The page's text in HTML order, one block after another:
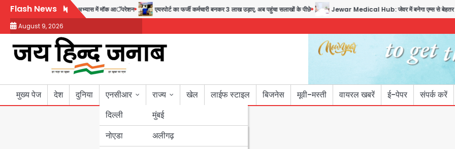
Skip
content
Flash News
सुदर्शन शक्ति-वी अभ्यास में मॉक आॅपरेशन एयरपोर्ट का फर्जी कर्मचारी बनकर 3 लाख उड़ाए, अब पहुंचा सलाखों के पीछे Jewar Medical Hub: जेवर में बनेगा एम्स से बेहतर मेडिकल
August 9, 2026
मुख्य पेज देश दुनिया
एनसीआर
दिल्ली
नोएडा
राज्य
मुंबई
उत्तर प्रदेश
अलीगढ़
खेल लाईफ स्टाइल बिजनेस मूवी-मस्ती वायरल खबरें ई-पेपर संपर्क करें